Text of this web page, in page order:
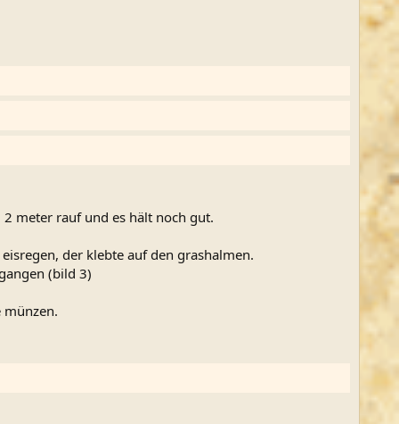
meter rauf und es hält noch gut.
der klebte auf den grashalmen.
(bild 3)